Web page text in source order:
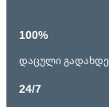
100%
დაცული
24/7